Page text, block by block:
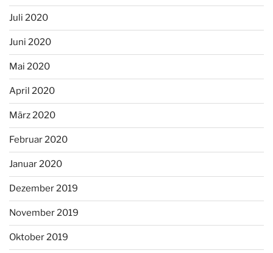
Juli 2020
Juni 2020
Mai 2020
April 2020
März 2020
Februar 2020
Januar 2020
Dezember 2019
November 2019
Oktober 2019